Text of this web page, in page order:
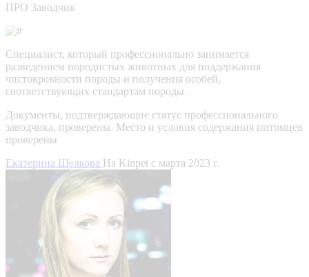
ПРО Заводчик
Специалист, который профессионально занимается
разведением породистых животных для поддержания
чистокровности породы и получения особей,
соответствующих стандартам породы.
Документы, подтверждающие статус профессионального
заводчика, проверены. Место и условия содержания питомцев
проверены
Екатерина Щелкова На Kinpet c марта 2023 г.